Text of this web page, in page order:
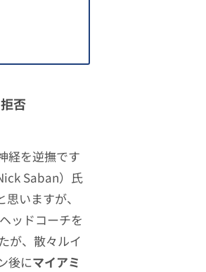
否
経を逆撫です
Saban）氏
いますが、
ッドコーチを
が、散々ルイ
後にマイアミ